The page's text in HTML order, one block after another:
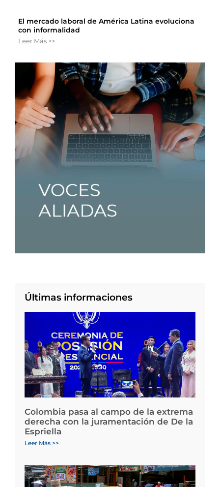
El mercado laboral de América Latina evoluciona
con informalidad
Leer Más >>
Últimas informaciones
Colombia pasa al campo de la extrema
derecha con la juramentación de De la
Espriella
Leer Más >>